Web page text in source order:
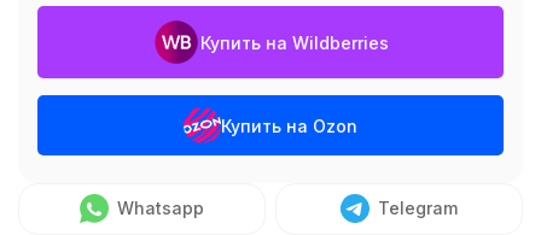
Купить на Wildberries
Купить на Ozon
Whatsapp Telegram